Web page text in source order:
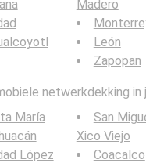
Madero
León
Zapopan
netwerkdekking in
María
López
San
Xico Viejo
Coacalco